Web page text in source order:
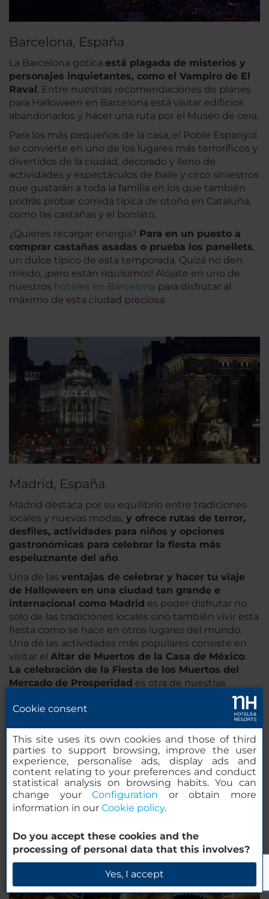
Barcelona, España
La Barcelona gótica está plagada de misterios y
personajes inquietantes, como el Vampiro de El
Raval. Entre nuestras recomendaciones de planes
para Halloween en Barcelona está visitar edificios
abandonados y hacer una ruta por el Museo de cera.
Para los más pequeños de la casa, el Poble Espanyol
se convierte en uno de los lugares más terroríficos y
divertidos de la ciudad, decorado y lleno de
actividades y espectáculos de baile y circo siniestros
que gustarán a toda la familia en los que también
podrás probar comida típica de otoño en Cataluña,
como las castañas y el boniato.
¿Quieres recargar energía? Para en un puesto a
comprar castañas asadas o prueba los panellets,
un dulce típico de esta temporada. Quizá no den
miedo, ¡pero están riquísimos! Alójate en uno de
nuestros hoteles en Barcelona para disfrutar al
máximo de esta ciudad preciosa.
Madrid, España
Madrid destaca por su equilibrio entre tradiciones
locales y nuevas modas, y ofrece rutas de terror,
desfiles, actividades para niños y opciones
gastronómicas para celebrar la fiesta más
espeluznante del año.
Una de las ventajas de celebrar y hacer tu viaje
de Halloween en una ciudad tan grande e
internacional como Madrid es poder disfrutar no
solo de las tradiciones locales sino también vivir esta
fiesta como se hace en otros lugares del mundo.
Una de las actividades más populares consiste en
visitar el Altar de Muertos de la Casa de México.
La celebración de la Fiesta de los Muertos del
Mercado de Prosperidad es otra de nuestras
Halloween.
Para aprovechar al máximo tu viaje, alójate en uno
de nuestroshoteles NH de Madridy estarás a poca
distancia de todas las actividades que se organizan
en estas fechas.
Cookie consent
This site uses its own cookies and those of third
parties to support browsing, improve the user
experience, personalise ads, display ads and
content relating to your preferences and conduct
statistical analysis on browsing habits. You can
change yourConfiguration or obtain more
information in our Cookie policy.
Do you accept these cookies and the
processing of personal data that this involves?
Yes, I accept